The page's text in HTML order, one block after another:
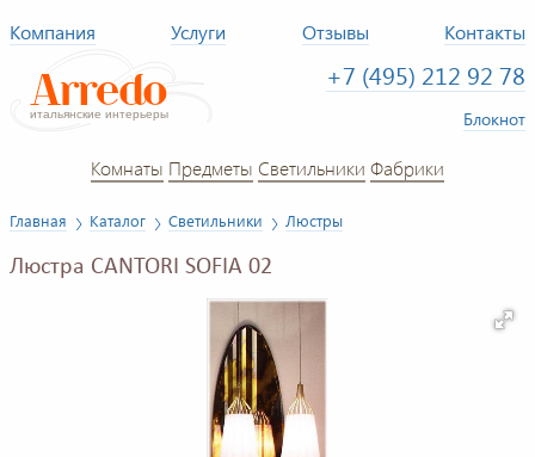
Компания Услуги Отзывы Контакты
+7 (495) 212 92 78
Блокнот
Комнаты Предметы Светильники Фабрики
Главная Каталог Светильники Люстры
Люстра CANTORI SOFIA 02